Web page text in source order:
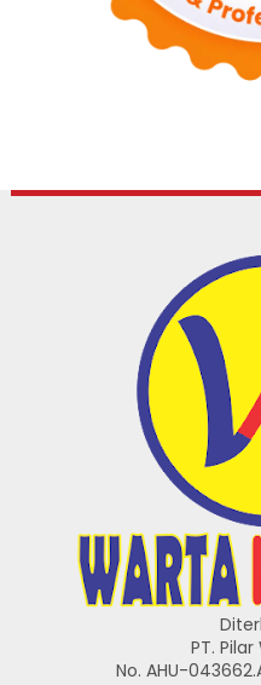
PT.
No. AHU-